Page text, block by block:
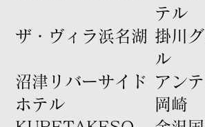
テル
​ザ・ヴィラ浜名湖
アン
岡崎
掛川
ル
​沼津リバーサイド
ホテル